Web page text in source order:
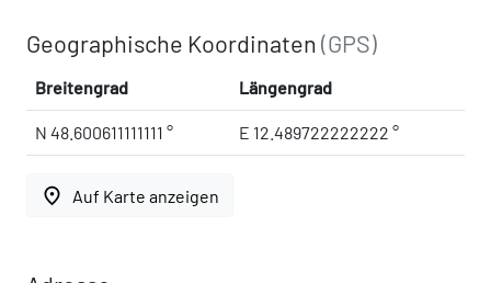
Geographische Koordinaten(GPS)
Breitengrad Längengrad
N 48.600611111111 ° E 12.489722222222 °
place Auf Karte anzeigen